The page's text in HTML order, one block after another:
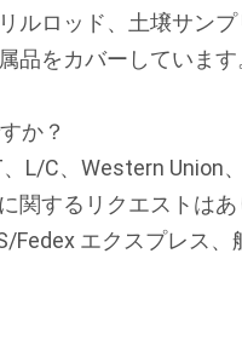
ルロッド、土壌サン
品をカバーしています
か？
L/C、Western Union、
関するリクエストはあ
Fedex エクスプレス、